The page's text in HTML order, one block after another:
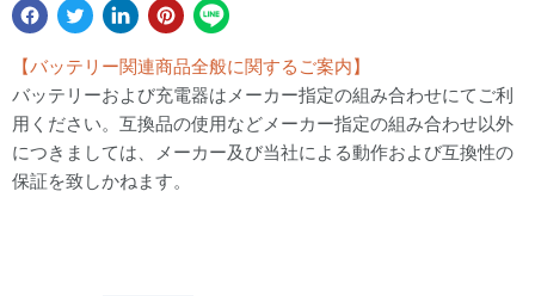
【バッテリー関連商品全般に関するご案内】
バッテリーおよび充電器はメーカー指定の組み合わせにてご利
用ください。互換品の使用などメーカー指定の組み合わせ以外
につきましては、メーカー及び当社による動作および互換性の
保証を致しかねます。